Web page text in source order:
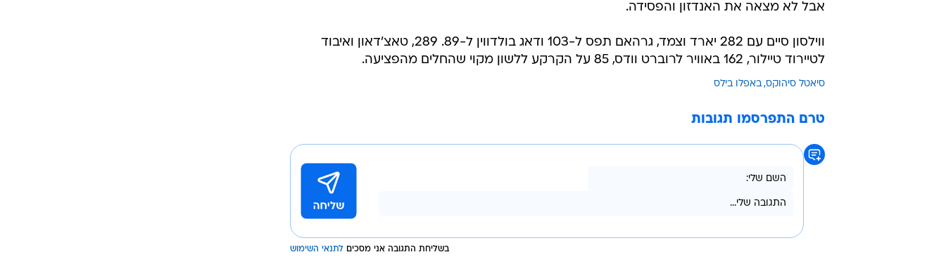
אבל לא מצאה את האנדזון והפסידה.
ווילסון סיים עם 282 יארד וצמד, גרהאם תפס ל-103 ודאג בולדווין ל-89. 289, טאצ'דאון ואיבוד
לטיירוד טיילור, 162 באוויר לרוברט וודס, 85 על הקרקע ללשון מקוי שהחלים מהפציעה.
סיאטל סיהוקס באפלו בילס
טרם התפרסמו תגובות
בשליחת התגובה אני מסכים לתנאי השימוש